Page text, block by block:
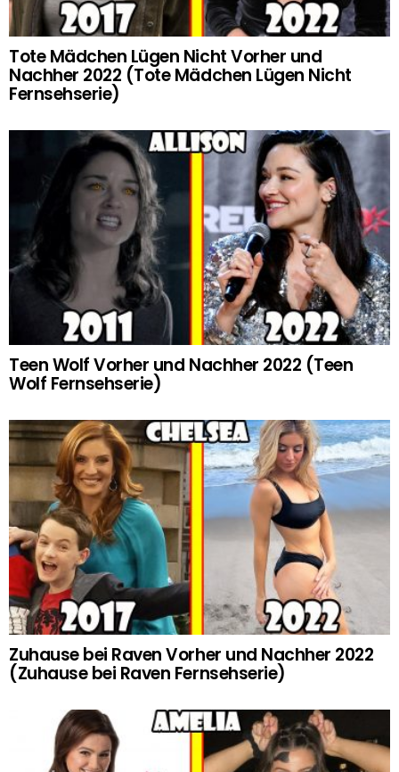
Tote Mädchen Lügen Nicht Vorher und
Nachher 2022 (Tote Mädchen Lügen Nicht
Fernsehserie)
Teen Wolf Vorher und Nachher 2022 (Teen
Wolf Fernsehserie)
Zuhause bei Raven Vorher und Nachher 2022
(Zuhause bei Raven Fernsehserie)